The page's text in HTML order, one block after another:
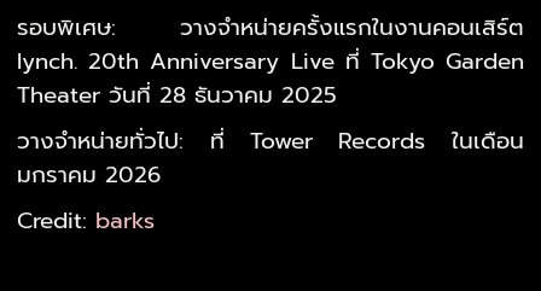
รอบพิเศษ: วางจำหน่ายครั้งแรกในงานคอนเสิร์ต
lynch. 20th Anniversary Live ที่ Tokyo Garden
Theater วันที่ 28 ธันวาคม 2025
วางจำหน่ายทั่วไป: ที่ Tower Records ในเดือน
มกราคม 2026
Credit: barks